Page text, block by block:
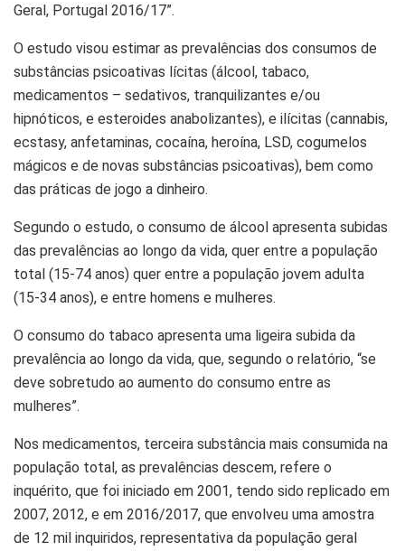
Geral, Portugal 2016/17”.
O estudo visou estimar as prevalências dos consumos de
substâncias psicoativas lícitas (álcool, tabaco,
medicamentos – sedativos, tranquilizantes e/ou
hipnóticos, e esteroides anabolizantes), e ilícitas (cannabis,
ecstasy, anfetaminas, cocaína, heroína, LSD, cogumelos
mágicos e de novas substâncias psicoativas), bem como
das práticas de jogo a dinheiro.
Segundo o estudo, o consumo de álcool apresenta subidas
das prevalências ao longo da vida, quer entre a população
total (15-74 anos) quer entre a população jovem adulta
(15-34 anos), e entre homens e mulheres.
O consumo do tabaco apresenta uma ligeira subida da
prevalência ao longo da vida, que, segundo o relatório, “se
deve sobretudo ao aumento do consumo entre as
mulheres”.
Nos medicamentos, terceira substância mais consumida na
população total, as prevalências descem, refere o
inquérito, que foi iniciado em 2001, tendo sido replicado em
2007, 2012, e em 2016/2017, que envolveu uma amostra
de 12 mil inquiridos, representativa da população geral